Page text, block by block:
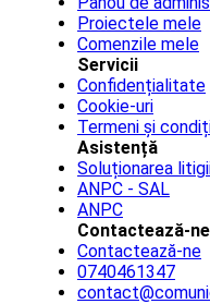
Proiectele mele
Comenzile mele
Servicii
Confidențialitate
Cookie-uri
Termeni și
Asistență
Soluționarea
ANPC - SAL
ANPC
Contactează-ne
Contactează-ne
0740461347